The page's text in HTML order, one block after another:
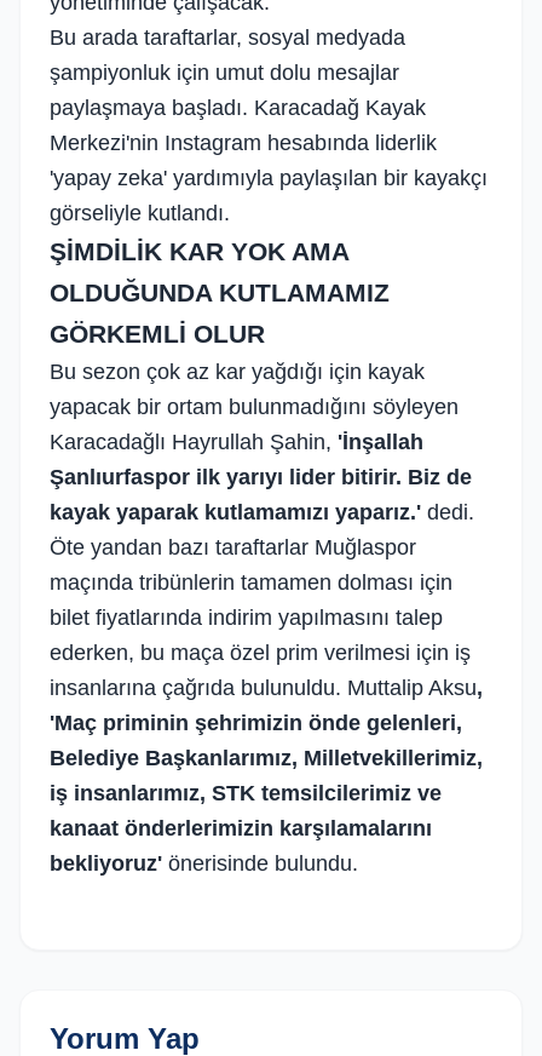
Bu arada taraftarlar, sosyal medyada
şampiyonluk için umut dolu mesajlar
paylaşmaya başladı. Karacadağ Kayak
Merkezi'nin Instagram hesabında liderlik
'yapay zeka' yardımıyla paylaşılan bir kayakçı
görseliyle kutlandı.
ŞİMDİLİK KAR YOK AMA
OLDUĞUNDA KUTLAMAMIZ
GÖRKEMLİ OLUR
Bu sezon çok az kar yağdığı için kayak
yapacak bir ortam bulunmadığını söyleyen
Karacadağlı Hayrullah Şahin, 'İnşallah
Şanlıurfaspor ilk yarıyı lider bitirir. Biz de
kayak yaparak kutlamamızı yaparız.' dedi.
Öte yandan bazı taraftarlar Muğlaspor
maçında tribünlerin tamamen dolması için
bilet fiyatlarında indirim yapılmasını talep
ederken, bu maça özel prim verilmesi için iş
insanlarına çağrıda bulunuldu. Muttalip Aksu,
'Maç priminin şehrimizin önde gelenleri,
Belediye Başkanlarımız, Milletvekillerimiz,
iş insanlarımız, STK temsilcilerimiz ve
kanaat önderlerimizin karşılamalarını
bekliyoruz' önerisinde bulundu.
Yorum Yap